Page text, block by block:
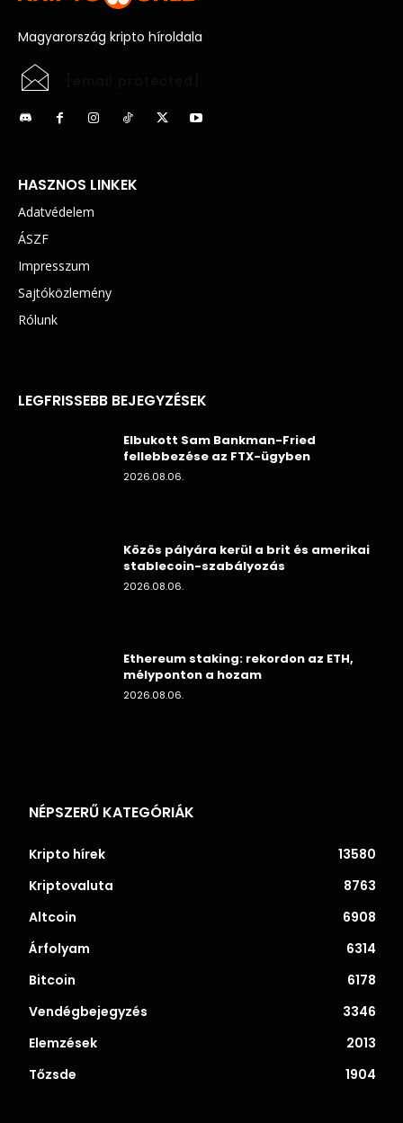
Magyarország kripto híroldala
HASZNOS LINKEK
Adatvédelem
ÁSZF
Impresszum
Sajtóközlemény
Rólunk
LEGFRISSEBB BEJEGYZÉSEK
Elbukott Sam Bankman-Fried
fellebbezése az FTX-ügyben
2026.08.06.
Közös pályára kerül a brit és amerikai
stablecoin-szabályozás
2026.08.06.
Ethereum staking: rekordon az ETH,
mélyponton a hozam
2026.08.06.
NÉPSZERŰ KATEGÓRIÁK
Kripto hírek
13580
Kriptovaluta
8763
Altcoin
6908
Árfolyam
6314
Bitcoin
6178
Vendégbejegyzés
3346
Elemzések
2013
Tőzsde
1904